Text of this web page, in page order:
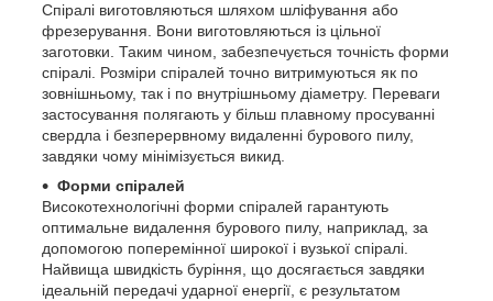
Спіралі виготовляються шляхом шліфування або
фрезерування. Вони виготовляються із цільної
заготовки. Таким чином, забезпечується точність форми
спіралі. Розміри спіралей точно витримуються як по
зовнішньому, так і по внутрішньому діаметру. Переваги
застосування полягають у більш плавному просуванні
свердла і безперервному видаленні бурового пилу,
завдяки чому мінімізується викид.
Форми спіралей
Високотехнологічні форми спіралей гарантують
оптимальне видалення бурового пилу, наприклад, за
допомогою поперемінної широкої і вузької спіралі.
Найвища швидкість буріння, що досягається завдяки
ідеальній передачі ударної енергії, є результатом